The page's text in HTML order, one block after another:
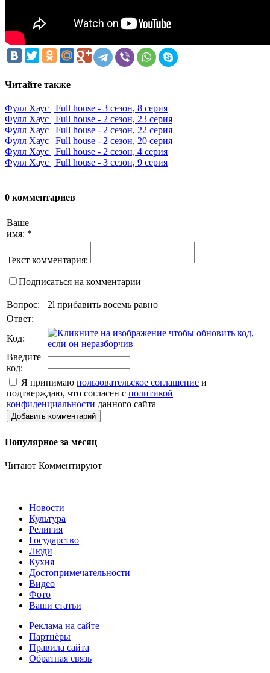
Читайте также
Фулл Хаус | Full house - 3 сезон, 8 серия
Фулл Хаус | Full house - 2 сезон, 23 серия
Фулл Хаус | Full house - 2 сезон, 22 серия
Фулл Хаус | Full house - 2 сезон, 20 серия
Фулл Хаус | Full house - 2 сезон, 4 серия
Фулл Хаус | Full house - 3 сезон, 9 серия
0 комментариев
Ваше
имя: *
Текст комментария:
Подписаться на комментарии
Вопрос:
2l прибавить восемь равно
Ответ:
Код:
Введите
код:
Я принимаю пользовательское соглашение и
подтверждаю, что согласен с политикой
конфиденциальности данного сайта
Добавить комментарий
Популярное за месяц
Читают Комментируют
Новости
Культура
Религия
Государство
Люди
Кухня
Достопримечательности
Видео
Фото
Ваши статьи
Реклама на сайте
Партнёры
Правила сайта
Обратная связь